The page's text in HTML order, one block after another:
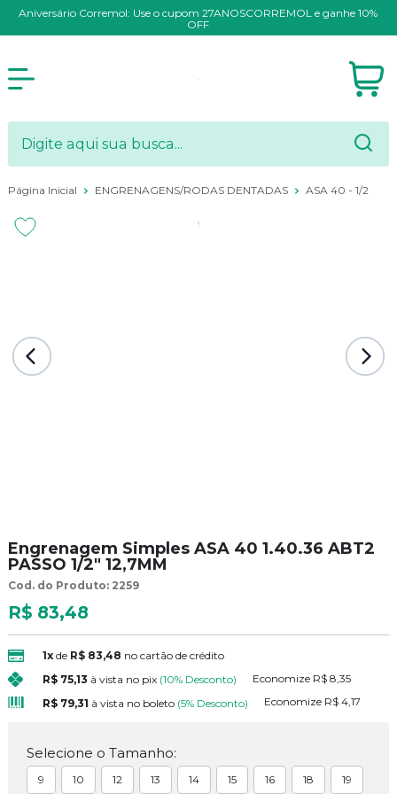
Aniversário Corremol: Use o cupom 27ANOSCORREMOL e ganhe 10%
OFF
Página Inicial ENGRENAGENS/RODAS DENTADAS ASA 40 - 1/2
Engrenagem Simples ASA 40 1.40.36 ABT2
PASSO 1/2" 12,7MM
Cod. do Produto: 2259
R$ 83,48
1xde R$ 83,48 no cartão de crédito
R$ 75,13 à vista no pix (10% Desconto) Economize R$ 8,35
R$ 79,31 à vista no boleto (5% Desconto) Economize R$ 4,17
Selecione o Tamanho:
9 10 12 13 14 15 16 18 19